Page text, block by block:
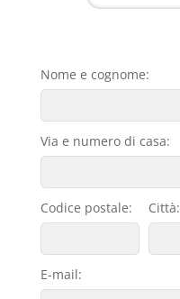
Nome e cognome:
Via e numero di casa:
Codice postale: Città:
E-mail: